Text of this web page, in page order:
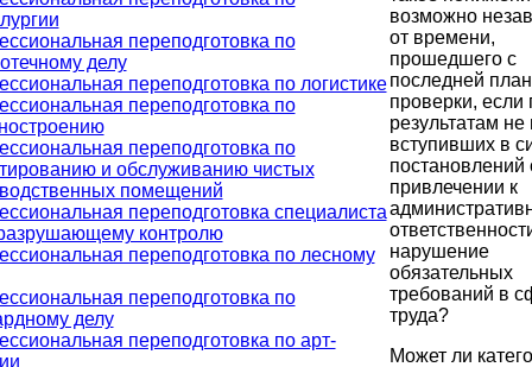
переподготовка по
делу
переподготовка по логистике
переподготовка по
переподготовка по
и обслуживанию чистых
помещений
переподготовка специалиста
контролю
переподготовка по лесному
переподготовка по
делу
переподготовка по арт-
возможно
от времени,
прошедшего с
последней
проверки, если
результатам не
вступивших в
постановлений
привлечении к
нарушение
обязательных
требований в
труда?
Может ли